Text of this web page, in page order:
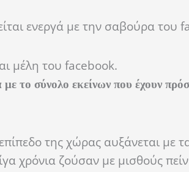
ενεργά με την σαβούρα του
μέλη του facebook.
το σύνολο εκείνων που έχουν
της χώρας αυξάνεται με
χρόνια ζούσαν με μισθούς